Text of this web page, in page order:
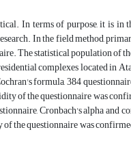
In terms of purpose, it is
In the field method,
The statistical population of
complexes located
formula, 384
of the questionnaire was
Cronbach's alpha and
the questionnaire was